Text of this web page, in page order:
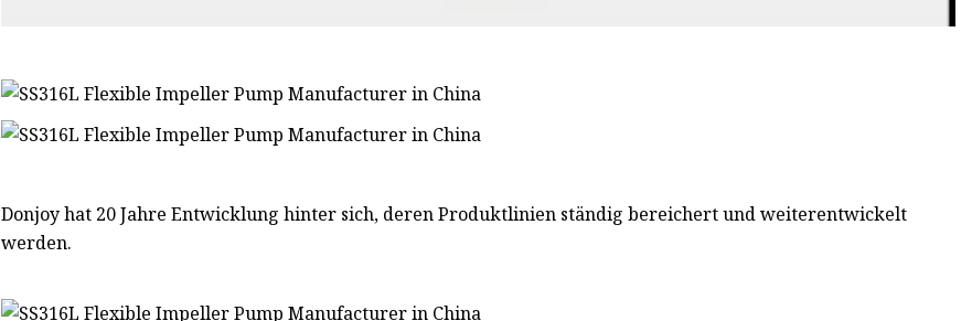
Donjoy hat 20 Jahre Entwicklung hinter sich, deren Produktlinien ständig bereichert und weiterentwickelt
werden.